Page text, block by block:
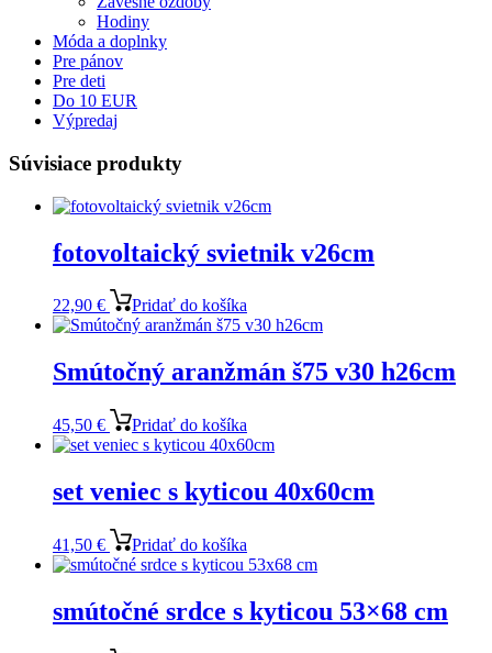
Hodiny
Móda a doplnky
Pre pánov
Pre deti
Do 10 EUR
Výpredaj
Súvisiace produkty
fotovoltaický svietnik v26cm
22,90 € Pridať do košíka
Smútočný aranžmán š75 v30 h26cm
45,50 € Pridať do košíka
set veniec s kyticou 40x60cm
41,50 € Pridať do košíka
smútočné srdce s kyticou 53×68 cm